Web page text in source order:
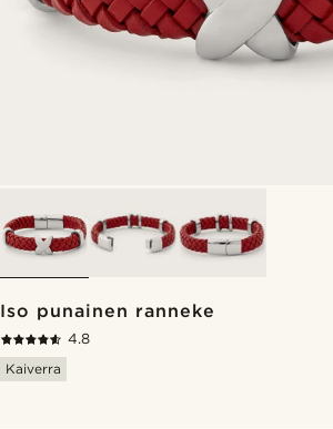
Iso punainen ranneke
4.8
Kaiverra